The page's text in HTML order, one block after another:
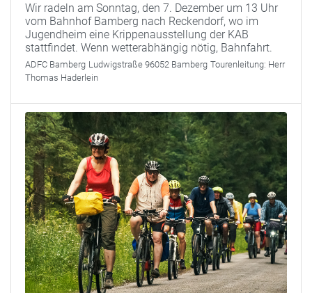
Wir radeln am Sonntag, den 7. Dezember um 13 Uhr
vom Bahnhof Bamberg nach Reckendorf, wo im
Jugendheim eine Krippenausstellung der KAB
stattfindet. Wenn wetterabhängig nötig, Bahnfahrt.
ADFC Bamberg Ludwigstraße 96052 Bamberg Tourenleitung: Herr
Thomas Haderlein